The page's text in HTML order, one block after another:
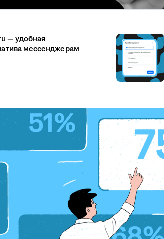
— удобная
альтернатива мессенджерам